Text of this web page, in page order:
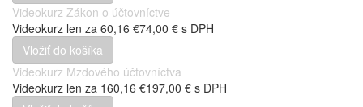
Videokurz Zákon o účtovníctve
Videokurz len za 60,16 €74,00 € s DPH
Videokurz Mzdového účtovníctva
Videokurz len za 160,16 €197,00 € s DPH